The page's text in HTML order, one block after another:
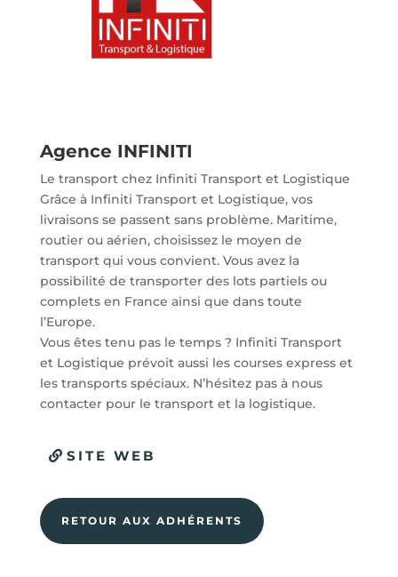
Agence INFINITI
Le transport chez Infiniti Transport et Logistique
Grâce à Infiniti Transport et Logistique, vos
livraisons se passent sans problème. Maritime,
routier ou aérien, choisissez le moyen de
transport qui vous convient. Vous avez la
possibilité de transporter des lots partiels ou
complets en France ainsi que dans toute
l’Europe.
Vous êtes tenu pas le temps ? Infiniti Transport
et Logistique prévoit aussi les courses express et
les transports spéciaux. N’hésitez pas à nous
contacter pour le transport et la logistique.
SITE WEB
RETOUR AUX ADHÉRENTS